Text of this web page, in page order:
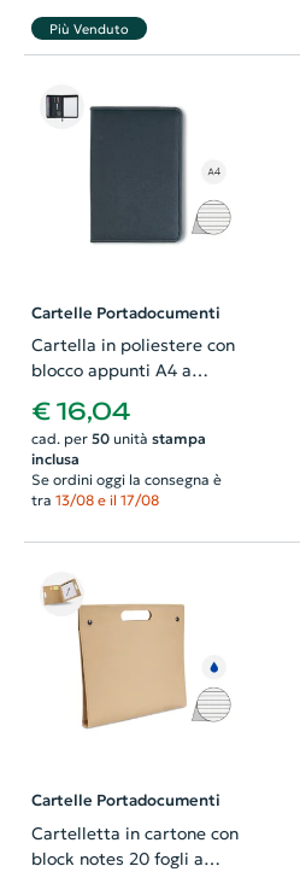
Più Venduto
Cartelle Portadocumenti
Cartella in poliestere con
blocco appunti A4 a
chiusura a zip e
scomparti vari
€ 16,04
cad. per 50unità stampa
inclusa
Se ordini oggi la consegna è
tra 13/08 e il 17/08
Cartelle Portadocumenti
Cartelletta in cartone con
block notes 20 fogli a